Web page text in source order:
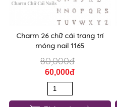
Charm 26 chữ cái trang trí
móng nail 1165
80,000đ
60,000đ